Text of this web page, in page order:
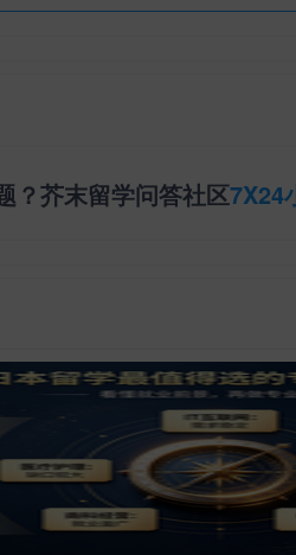
？芥末留学问答社区7X24